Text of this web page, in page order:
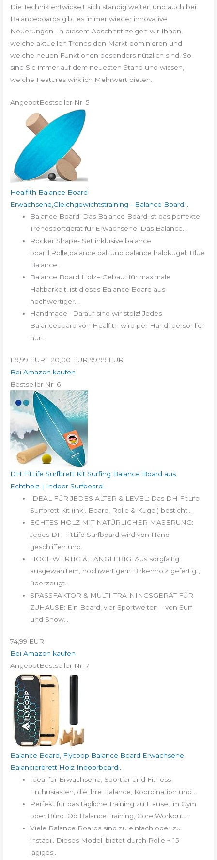
Die Technik entwickelt sich ständig weiter, und auch bei
Balanceboards gibt es immer wieder innovative
Neuerungen. In diesem Abschnitt zeigen wir Ihnen,
welche aktuellen Trends den Markt dominieren und
welche neuen Funktionen besonders nützlich sind. So
sind Sie immer auf dem neuesten Stand und wissen,
welche Features wirklich Mehrwert bieten.
AngebotBestseller Nr. 5
Healfith Balance Board
Erwachsene,Gleichgewichtstraining - Balance Board...
Balance Board–Das Balance Board ist das perfekte
Trendsportgerät für Erwachsene. Das Balance...
Rocker Shape- Set inklusive balance
board,Rolle,balance ball und balance halbkugel. Blue
Balance...
Balance Board Holz– Gebaut für maximale
Haltbarkeit, ist dieses Balance Board aus
hochwertiger...
Handmade– Darauf sind wir stolz! Jedes
Balanceboard von Healfith wird per Hand, persönlich
nur...
119,99 EUR −20,00 EUR 99,99 EUR
Bei Amazon kaufen
Bestseller Nr. 6
DH FitLife Surfbrett Kit Surfing Balance Board aus
Echtholz | Indoor Surfboard...
IDEAL FÜR JEDES ALTER & LEVEL: Das DH FitLife
Surfbrett Kit (inkl. Board, Rolle & Kugel) besticht...
ECHTES HOLZ MIT NATÜRLICHER MASERUNG:
Jedes DH FitLife Surfboard wird von Hand
geschliffen und...
HOCHWERTIG & LANGLEBIG: Aus sorgfältig
ausgewähltem, hochwertigem Birkenholz gefertigt,
überzeugt...
SPASSFAKTOR & MULTI-TRAININGSGERÄT FÜR
ZUHAUSE: Ein Board, vier Sportwelten – von Surf
und Snow...
74,99 EUR
Bei Amazon kaufen
AngebotBestseller Nr. 7
Balance Board, Flycoop Balance Board Erwachsene
Balancierbrett Holz Indoorboard...
Ideal für Erwachsene, Sportler und Fitness-
Enthusiasten, die ihre Balance, Koordination und...
Perfekt für das tägliche Training zu Hause, im Gym
oder Büro. Ob Balance Training, Core Workout...
Viele Balance Boards sind zu einfach oder zu
instabil. Dieses Modell bietet durch Rolle + 15-
lagiges...